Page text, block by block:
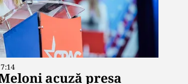
acuză presa